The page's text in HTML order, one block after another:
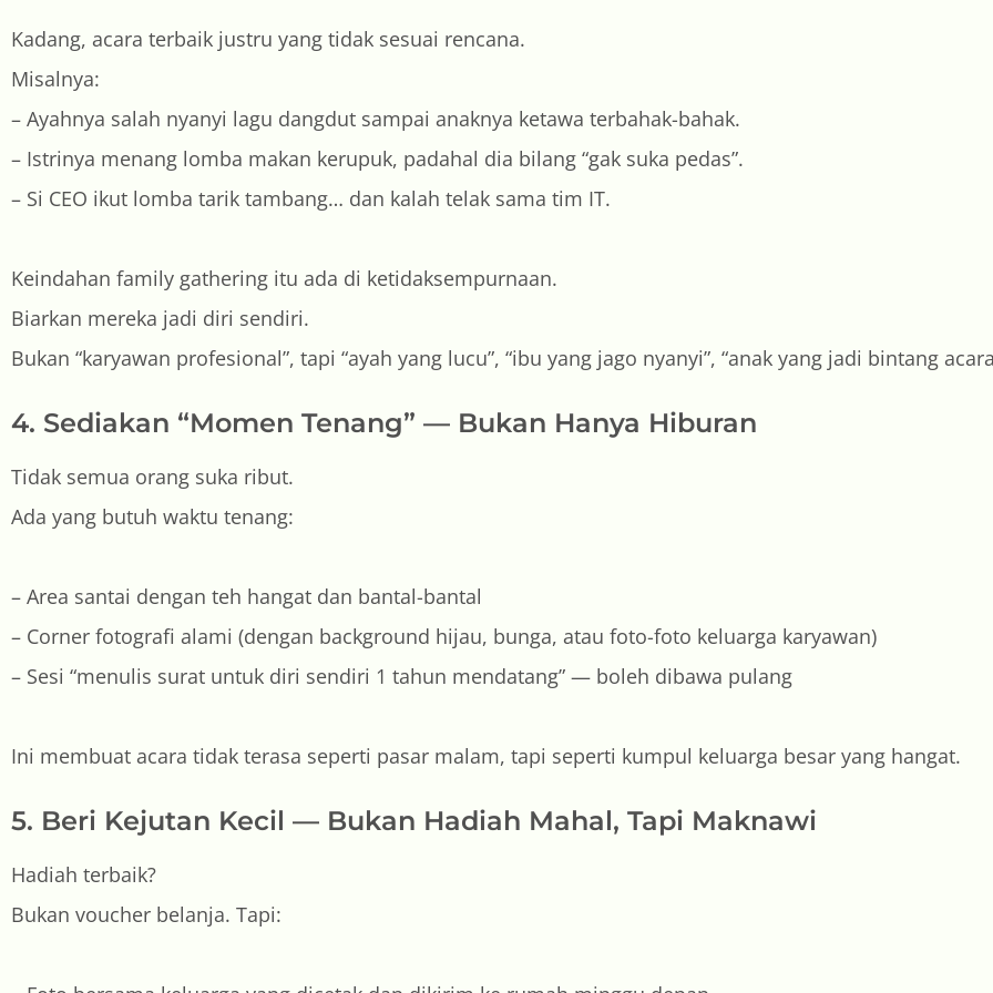
Kadang, acara terbaik justru yang tidak sesuai rencana.
Misalnya:
– Ayahnya salah nyanyi lagu dangdut sampai anaknya ketawa terbahak-bahak.
– Istrinya menang lomba makan kerupuk, padahal dia bilang “gak suka pedas”.
– Si CEO ikut lomba tarik tambang… dan kalah telak sama tim IT.
Keindahan family gathering itu ada di ketidaksempurnaan.
Biarkan mereka jadi diri sendiri.
Bukan “karyawan profesional”, tapi “ayah yang lucu”, “ibu yang jago nyanyi”, “anak yang jadi bintang
4. Sediakan “Momen Tenang” — Bukan Hanya Hiburan
Tidak semua orang suka ribut.
Ada yang butuh waktu tenang:
– Area santai dengan teh hangat dan bantal-bantal
– Corner fotografi alami (dengan background hijau, bunga, atau foto-foto keluarga karyawan)
– Sesi “menulis surat untuk diri sendiri 1 tahun mendatang” — boleh dibawa pulang
Ini membuat acara tidak terasa seperti pasar malam, tapi seperti kumpul keluarga besar yang hangat.
5. Beri Kejutan Kecil — Bukan Hadiah Mahal, Tapi Maknawi
Hadiah terbaik?
Bukan voucher belanja. Tapi: